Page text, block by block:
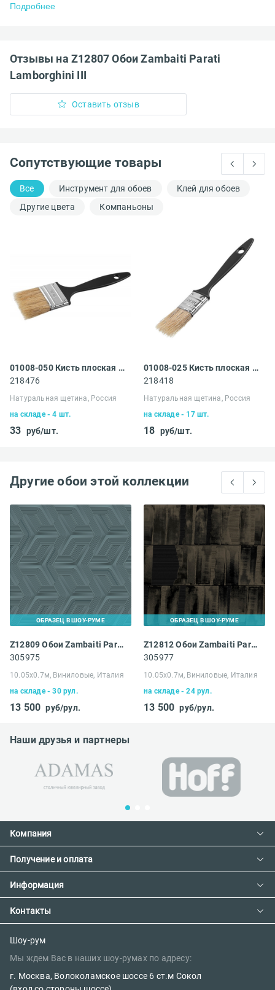
Подробнее
Отзывы на Z12807 Обои Zambaiti Parati
Lamborghini III
Оставить отзыв
Сопутствующие товары
Все Инструмент для обоев
Клей для обоев
Другие цвета
Компаньоны
01008-050 Кисть плоская Сибин
218476
Натуральная щетина, Россия
на складе - 4 шт.
33 руб/шт.
01008-025 Кисть плоская Сибин
218418
Натуральная щетина, Россия
на складе - 17 шт.
18 руб/шт.
Другие обои этой коллекции
ОБРАЗЕЦ В ШОУ-РУМЕ
Z12809 Обои Zambaiti Parati Lamborghini III
305975
10.05х0.7м, Виниловые, Италия
на складе - 30 рул.
13 500 руб/рул.
ОБРАЗЕЦ В ШОУ-РУМЕ
Z12812 Обои Zambaiti Parati Lamborghini III
305977
10.05х0.7м, Виниловые, Италия
на складе - 24 рул.
13 500 руб/рул.
Наши друзья и партнеры
Компания
Контакты
О компании
Сотрудничество
Наш блог
Получение и оплата
Доставка и оплата
Предзаказ товара с фабрики
Информация
Как сделать заказ
Политика конфиденциальности
Правила поклейки обоев
Контакты
E-mail:
sales@oboi-store.ru
Телефоны:
Шоу-рум
Мы ждем Вас в наших шоу-румах по адресу:
г. Москва, Волоколамское шоссе 6 ст.м Сокол